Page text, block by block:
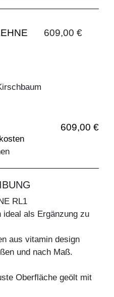
609,00 €
609,00 €
RL1
ideal als Ergänzung zu
aus vitamin design
und nach Maß.
Oberfläche geölt mit